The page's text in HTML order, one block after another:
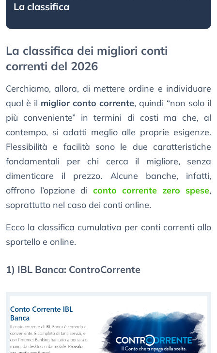
La classifica
La classifica dei migliori conti
correnti del 2026
Cerchiamo, allora, di mettere ordine e individuare
qual è il miglior conto corrente, quindi “non solo il
più conveniente” in termini di costi ma che, al
contempo, si adatti meglio alle proprie esigenze.
Flessibilità e facilità sono le due caratteristiche
fondamentali per chi cerca il migliore, senza
dimenticare il prezzo. Alcune banche, infatti,
offrono l’opzione di conto corrente zero spese,
soprattutto nel caso dei conti online.
Ecco la classifica cumulativa per conti correnti allo
sportello e online.
1) IBL Banca: ControCorrente